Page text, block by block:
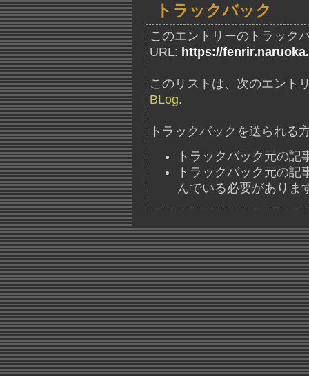
トラックバック
このエントリーのトラック
URL: https://
このリストは、次のエント
BLog.
トラックバックを送られる
トラックバック元の
トラックバック元の
んでいる必要がありま